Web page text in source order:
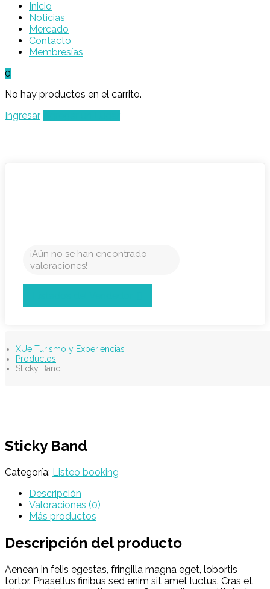
Inicio
Noticias
Mercado
Contacto
Membresías
0
No hay productos en el carrito.
Ingresar
¡Aún no se han encontrado
valoraciones!
XUe Turismo y Experiencias
Productos
Sticky Band
Sticky Band
Categoría: Listeo booking
Descripción
Valoraciones (0)
Más productos
Descripción del producto
Aenean in felis egestas, fringilla magna eget, lobortis
tortor. Phasellus finibus sed enim sit amet luctus. Cras et